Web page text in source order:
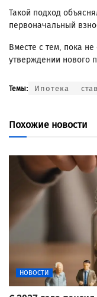
Такой подход
первоначальный
Вместе с тем, пока
утверждении нового
Темы: Ипотека
Похожие новости
НОВОСТИ